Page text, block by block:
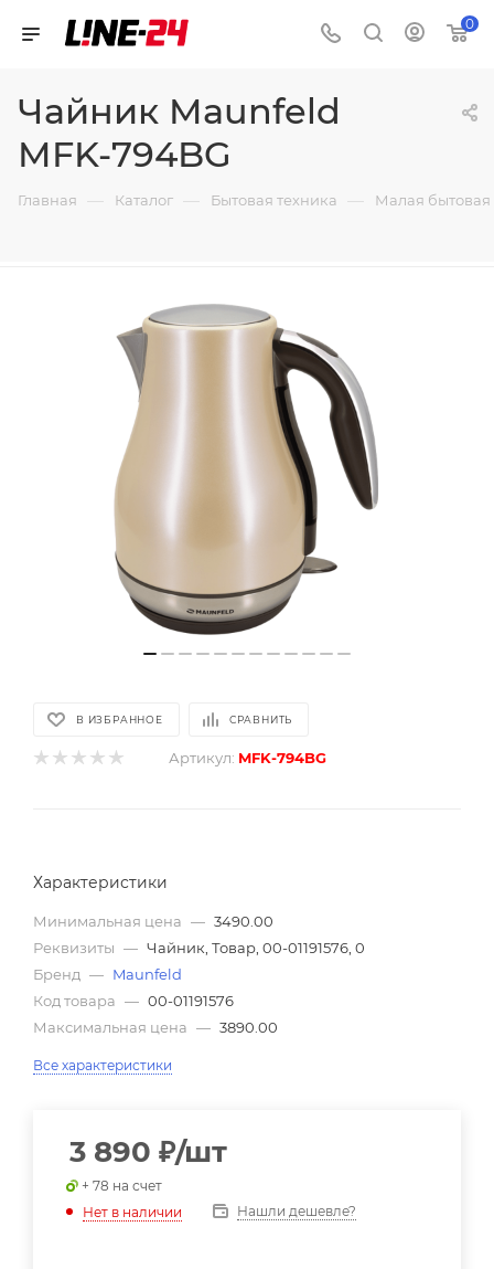
0
Чайник Maunfeld
MFK-794BG
Главная — Каталог — Бытовая техника — Малая бытовая
В ИЗБРАННОЕ СРАВНИТЬ
Артикул: MFK-794BG
Характеристики
Минимальная цена — 3490.00
Реквизиты — Чайник, Товар, 00-01191576, 0
Бренд — Maunfeld
Код товара — 00-01191576
Максимальная цена — 3890.00
Все характеристики
3 890 ₽/шт
+ 78 на счет
Нет в наличии
Нашли дешевле?